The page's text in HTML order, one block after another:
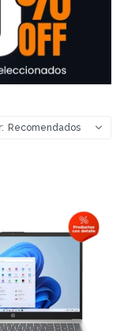
Recomendados